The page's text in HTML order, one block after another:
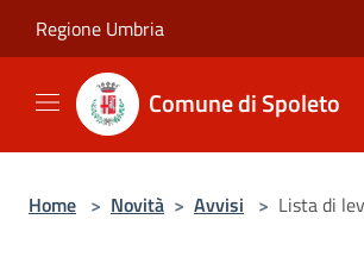
Regione Umbria
Comune di Spoleto
Home > Novità > Avvisi > Lista di